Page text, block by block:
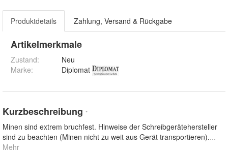
Produktdetails Zahlung, Versand & Rückgabe
Artikelmerkmale
Zustand:
Neu
Marke:
Diplomat
Kurzbeschreibung *
Minen sind extrem bruchfest. Hinweise der Schreibgerätehersteller
sind zu beachten (Minen nicht zu weit aus Gerät transportieren)....
Mehr